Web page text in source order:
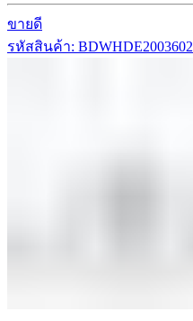
ขายดี
รหัสสินค้า: BDWHDE2003602